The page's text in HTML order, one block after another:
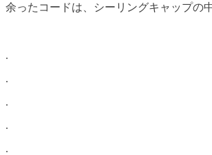
余ったコードは、シーリングキャップの
.
.
.
.
.